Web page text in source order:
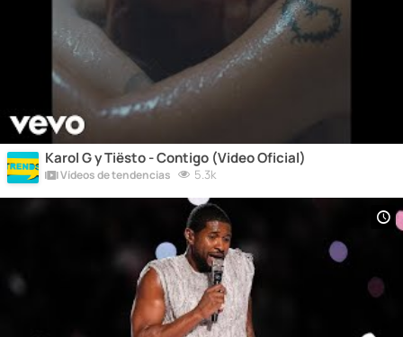
Karol G y Tiësto - Contigo (Video Oficial)
Vídeos de tendencias 5.3k